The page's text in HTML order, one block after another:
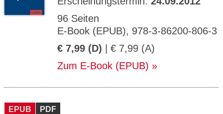
96 Seiten
E-Book (EPUB), 978-3-86200-806-3
€ 7,99 (D) | € 7,99 (A)
Zum E-Book (EPUB)
EPUB PDF